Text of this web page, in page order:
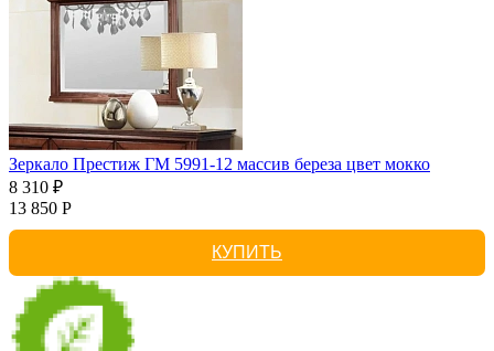
Зеркало Престиж ГМ 5991-12 массив береза цвет мокко
8 310 ₽
13 850 Р
КУПИТЬ